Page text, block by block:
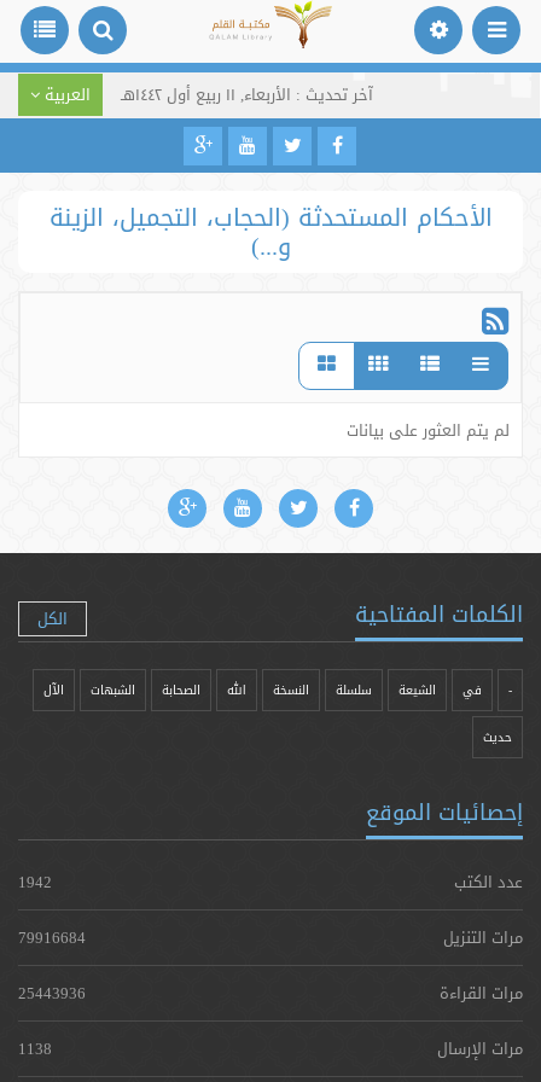
آخر تحديث : الأربعاء, ١١ ربيع أول ١٤٤٢هـ العربية
الأحكام المستحدثة (الحجاب، التجميل، الزينة
و...)
لم يتم العثور على بيانات
الكلمات المفتاحية الكل
- في الشيعة سلسلة النسخة الله الصحابة الشبهات الآل
حدیث
إحصائيات الموقع
عدد الكتب
1942
مرات التنزيل
79916684
مرات القراءة
25443936
مرات الإرسال
1138